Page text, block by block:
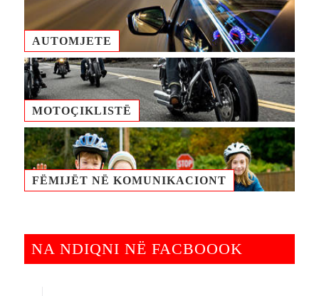
AUTOMJETE
MOTOÇIKLISTË
FËMIJËT NË KOMUNIKACIONТ
NA NDIQNI NË FACBOOOK